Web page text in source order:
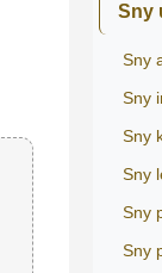
Sny
Sny
Sny
Sny
Sny
Sny
Sny